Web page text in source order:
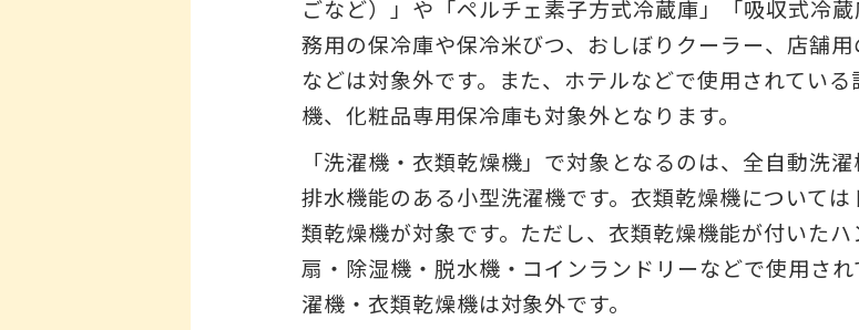
ごなど）」や「ペルチェ素子方式冷蔵庫」「吸収式冷
務用の保冷庫や保冷米びつ、おしぼりクーラー、店舗
などは対象外です。また、ホテルなどで使用されてい
機、化粧品専用保冷庫も対象外となります。
「洗濯機・衣類乾燥機」で対象となるのは、全自動洗
排水機能のある小型洗濯機です。衣類乾燥機について
類乾燥機が対象です。ただし、衣類乾燥機能が付いた
扇・除湿機・脱水機・コインランドリーなどで使用さ
濯機・衣類乾燥機は対象外です。